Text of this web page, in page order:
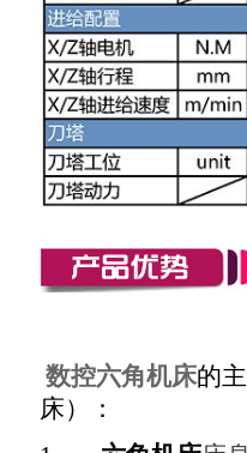
数控六角机床的
床）：